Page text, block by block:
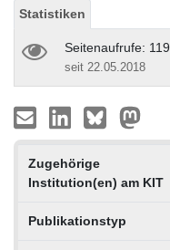
Statistiken
Seitenaufrufe: 119
seit 22.05.2018
Zugehörige
Institution(en) am KIT
Publikationstyp